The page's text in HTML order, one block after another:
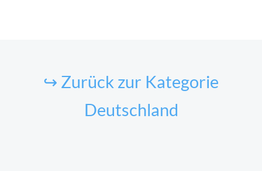
↪ Zurück zur Kategorie
Deutschland